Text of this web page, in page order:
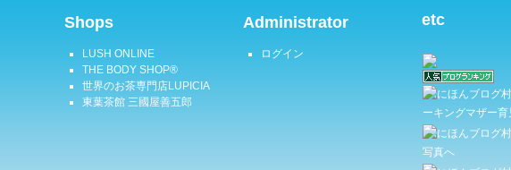
Shops
LUSH ONLINE
THE BODY SHOP®
世界のお茶専門店LUPICIA
東葉茶館 三國屋善五郎
Administrator
ログイン
etc